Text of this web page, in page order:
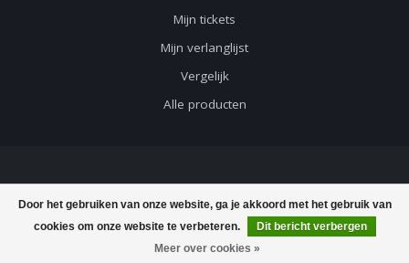
Door het gebruiken van onze website, ga je akkoord met het gebruik van
cookies om onze website te verbeteren.
Dit bericht verbergen
Meer over cookies »
Mijn tickets
Mijn verlanglijst
Vergelijk
Alle producten
© Copyright 2026 Axeswar Design - Powered byLightspeed-Lightspeed
design byDyvelopment